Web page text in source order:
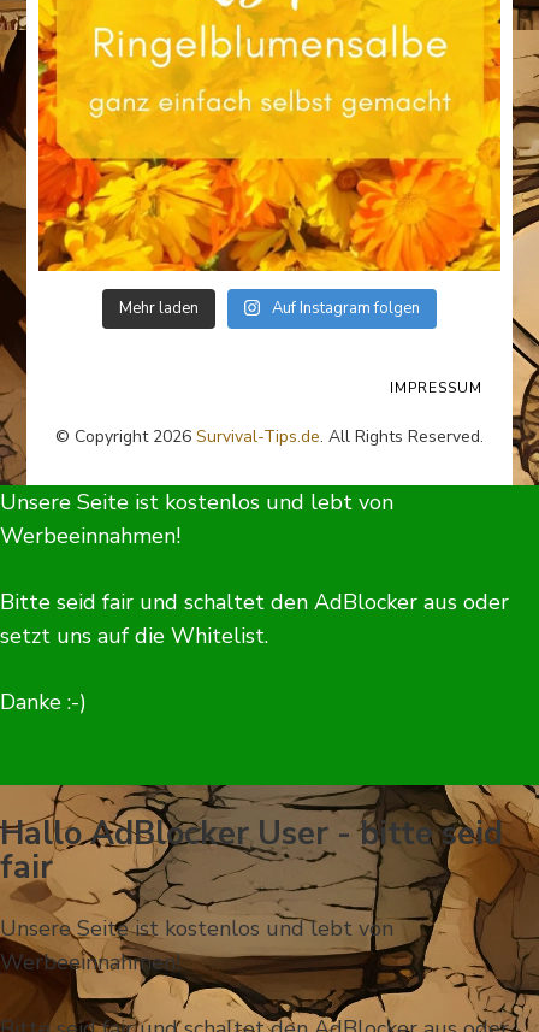
Mehr laden Auf Instagram folgen
© Copyright 2026 Survival-Tips.de. All Rights Reserved.
IMPRESSUM
Unsere Seite ist kostenlos und lebt von
Werbeeinnahmen!
Bitte seid fair und schaltet den AdBlocker aus oder
setzt uns auf die Whitelist.
Danke :-)
Hallo AdBlocker User - bitte seid
fair
Unsere Seite ist kostenlos und lebt von
Werbeeinnahmen!